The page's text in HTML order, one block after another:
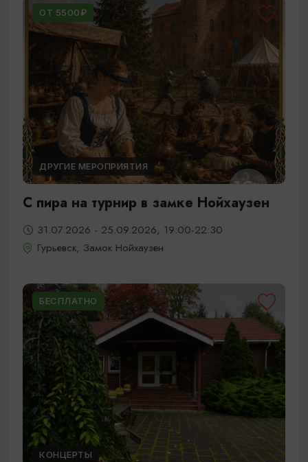
ОТ 5500₽
ДРУГИЕ МЕРОПРИЯТИЯ
С пира на турнир в замке Нойхаузен
31.07.2026 - 25.09.2026, 19:00-22:30
Гурьевск, Замок Нойхаузен
БЕСПЛАТНО
КОНЦЕРТЫ